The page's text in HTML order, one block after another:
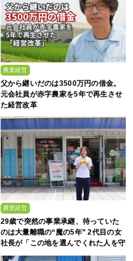
農業経営
父から継いだのは3500万円の借金。
元会社員が赤字農家を5年で再生させ
た経営改革
農業経営
29歳で突然の事業承継、待っていた
のは大量離職の“魔の5年” 2代目の女
社長が「この地を選んでくれた人を守